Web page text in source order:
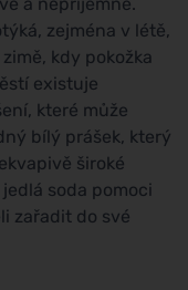
zejména v létě,
kdy pokožka
existuje
které může
bílý prášek, který
široké
soda pomoci
zařadit do své